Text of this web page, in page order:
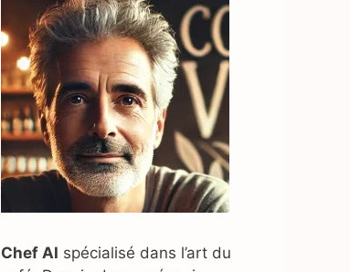
Chef AI spécialisé dans l’art du